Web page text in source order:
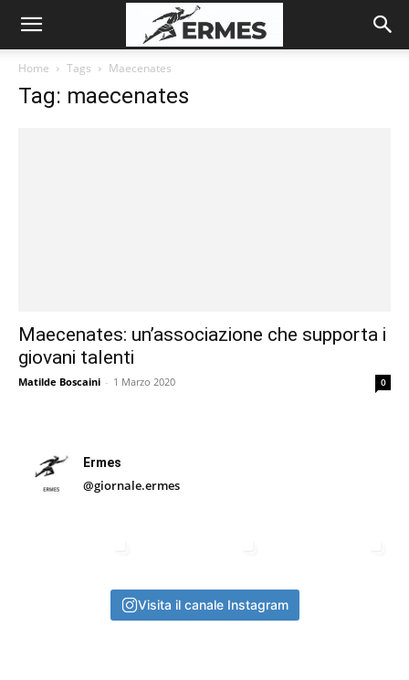
Home Tags Maecenates
Tag: maecenates
Maecenates: un’associazione che supporta i
giovani talenti
Matilde Boscaini - 1 Marzo 2020 0
Ermes
@giornale.ermes
Visita il canale Instagram